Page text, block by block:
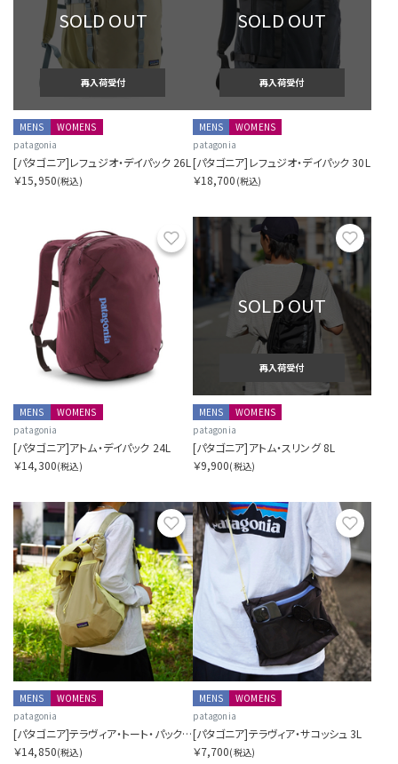
SOLD OUT
再入荷受付
MENS
WOMENS
patagonia
[パタゴニア]レフュジオ・デイパック 26L
￥15,950(税込)
SOLD OUT
再入荷受付
MENS
WOMENS
patagonia
[パタゴニア]レフュジオ・デイパック 30L
￥18,700 (税込)
お気に入り
MENS
WOMENS
patagonia
[パタゴニア]アトム・デイパック 24L
￥14,300(税込)
お気
SOLD OUT
再入荷受付
MENS
WOMENS
patagonia
[パタゴニア]アトム・スリング 8L
￥9,900(税込)
お気に入り
MENS
WOMENS
patagonia
[パタゴニア]テラヴィア・トート・パック 24L
￥14,850(税込)
MENS
WOMENS
patagonia
[パタゴニア]テラヴィア・サコッシュ 3L
￥7,700(税込)